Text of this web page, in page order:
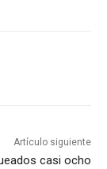
Artículo siguiente
casi ocho